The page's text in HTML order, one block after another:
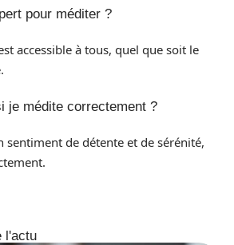
pour méditer ?
accessible à tous, quel que soit le
je médite correctement ?
sentiment de détente et de sérénité,
l'actu